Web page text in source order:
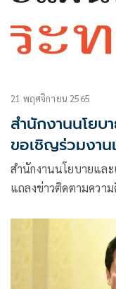
21 พฤศจิกายน 2565
สำนักงานนโย
ขอเชิญร่วมงาน
มาตรการส่งเส
ยนต์ไฟฟ้า (EV)
สำนักงานนโยบายแล
แถลงข่าวติดตามควา